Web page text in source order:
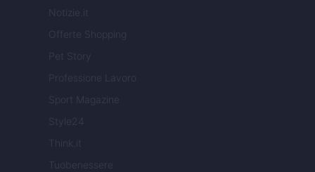
Notizie.it
Offerte Shopping
Pet Story
Professione Lavoro
Sport Magazine
Style24
Think.it
Tuobenessere